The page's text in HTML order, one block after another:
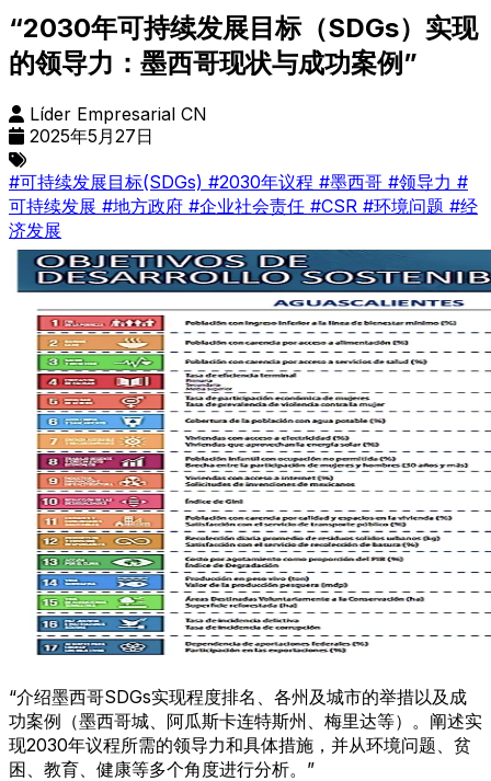
“2030年可持续发展目标（SDGs）实现
的领导力：墨西哥现状与成功案例”
Líder Empresarial CN
2025年5月27日
#可持续发展目标(SDGs) #2030年议程 #墨西哥 #领导力 #
可持续发展 #地方政府 #企业社会责任 #CSR #环境问题 #经
济发展
“介绍墨西哥SDGs实现程度排名、各州及城市的举措以及成
功案例（墨西哥城、阿瓜斯卡连特斯州、梅里达等）。阐述实
现2030年议程所需的领导力和具体措施，并从环境问题、贫
困、教育、健康等多个角度进行分析。”